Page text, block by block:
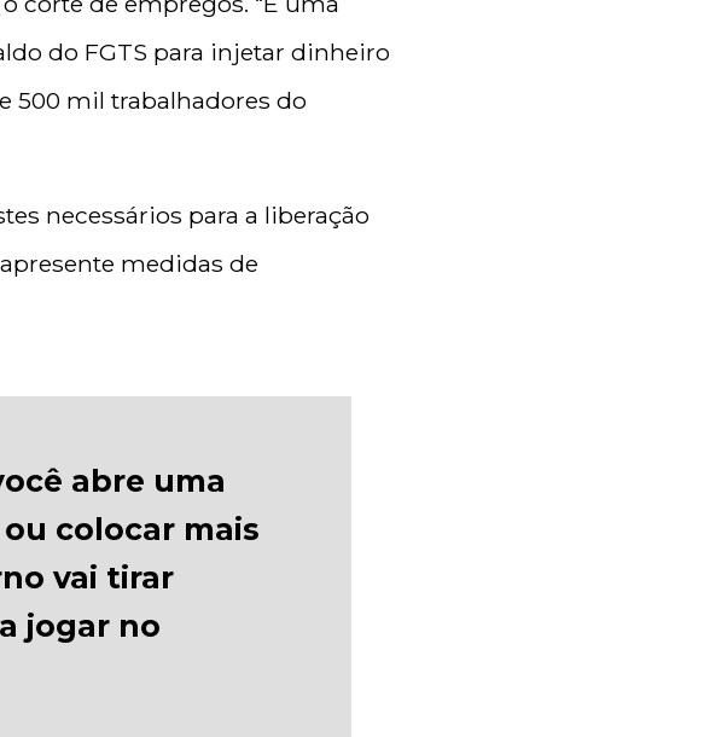
do FGTS para injetar dinheiro
500 mil trabalhadores do
necessários para a liberação
medidas de
abre uma
colocar mais
vai tirar
jogar no